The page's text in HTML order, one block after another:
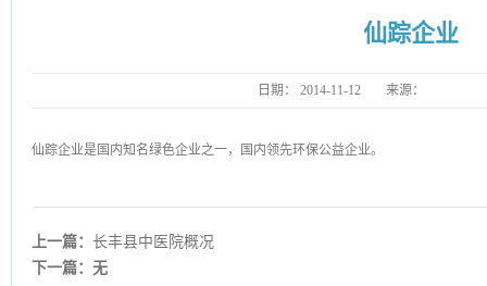
仙踪企业
日期： 2014-11-12 来源：
仙踪企业是国内知名绿色企业之一，国内领先环保公益企业。
上一篇：长丰县中医院概况
下一篇：无